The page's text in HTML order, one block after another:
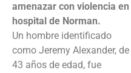
amenazar con violencia en
hospital de Norman.
Un hombre identificado
como Jeremy Alexander, de
43 años de edad, fue